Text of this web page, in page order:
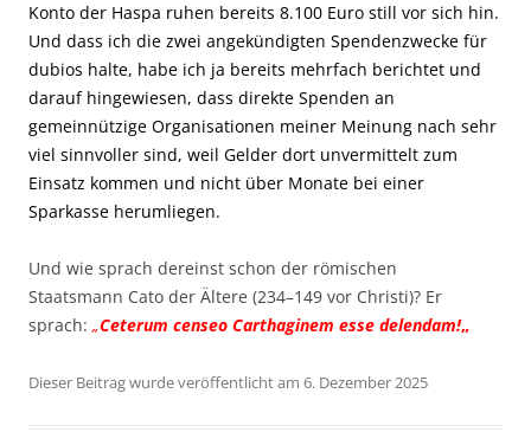
Konto der Haspa ruhen bereits 8.100 Euro still vor sich hin.
Und dass ich die zwei angekündigten Spendenzwecke für
dubios halte, habe ich ja bereits mehrfach berichtet und
darauf hingewiesen, dass direkte Spenden an
gemeinnützige Organisationen meiner Meinung nach sehr
viel sinnvoller sind, weil Gelder dort unvermittelt zum
Einsatz kommen und nicht über Monate bei einer
Sparkasse herumliegen.
Und wie sprach dereinst schon der römischen
Staatsmann Cato der Ältere (234–149 vor Christi)? Er
sprach: „Ceterum censeo Carthaginem esse delendam!„
Dieser Beitrag wurde veröffentlicht am 6. Dezember 2025